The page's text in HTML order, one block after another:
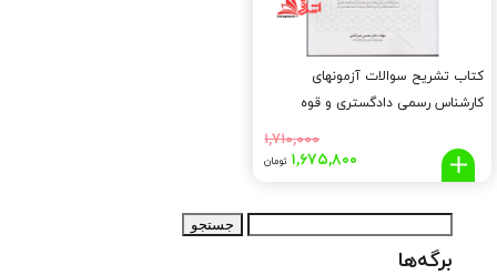
کتاب تشریح سوالات آزمونهای
کارشناس رسمی دادگستری و قوه
قضائیه رشته مهندسی آب (امور آب)
۱,۷۱۰,۰۰۰
قیمت
تومان
بود.
۱,۶۷۵,۸۰۰ تومانقیمت
تومان.
جستجو
برای:
برگه‌ها